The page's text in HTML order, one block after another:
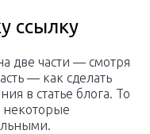
ссылку
две части — смотря
— как сделать
в статье блога. То
некоторые